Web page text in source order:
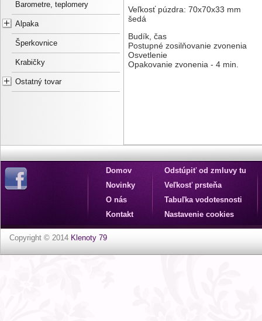
Barometre, teplomery
Alpaka
Šperkovnice
Krabičky
Ostatný tovar
Veľkosť púzdra: 70x70x33 mm
šedá
Budík, čas
Postupné zosilňovanie zvonenia
Osvetlenie
Opakovanie zvonenia - 4 min.
Domov
Novinky
O nás
Kontakt
Odstúpiť od zmluvy tu
Veľkosť prsteňa
Tabuľka vodotesnosti
Nastavenie cookies
Copyright © 2014 Klenoty 79